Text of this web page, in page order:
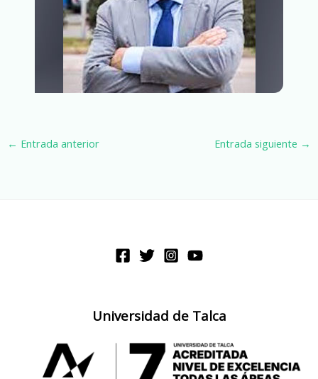
← Entrada anterior Entrada siguiente →
Universidad de Talca